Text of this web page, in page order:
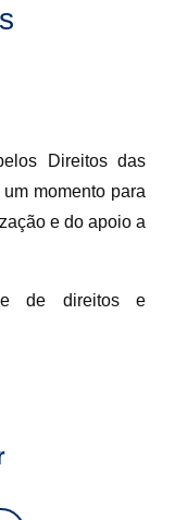
Direitos das
momento para
e do apoio a
de direitos e